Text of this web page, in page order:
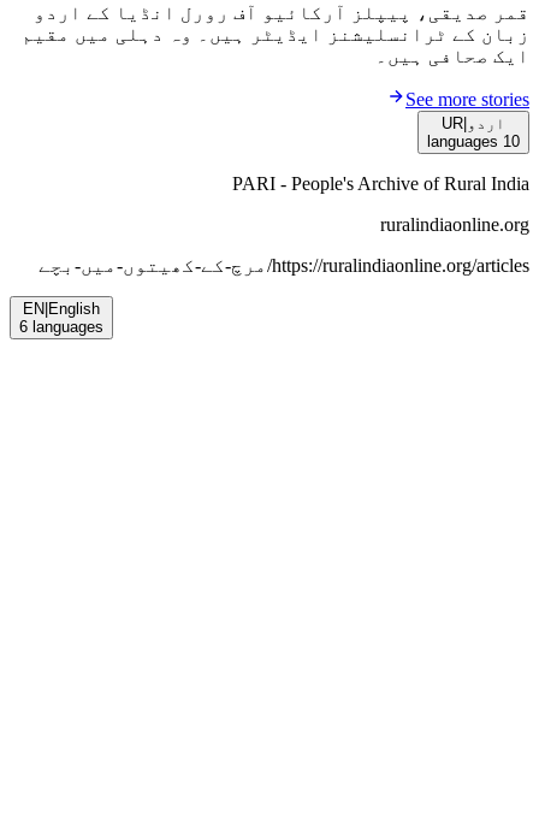
قمر صدیقی، پیپلز آرکائیو آف رورل انڈیا کے اردو
زبان کے ٹرانسلیشنز ایڈیٹر ہیں۔ وہ دہلی میں مقیم
ایک صحافی ہیں۔
See more stories
اردو UR
10
languages
PARI - People's Archive of Rural India
ruralindiaonline.org
https://ruralindiaonline.org/articles/ مرچ-کے-کھیتوں-میں-بچے
EN English
6 languages